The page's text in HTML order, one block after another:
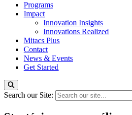
Programs
Impact
Innovation Insights
Innovations Realized
Mitacs Plus
Contact
News & Events
Get Started
Search our Site: